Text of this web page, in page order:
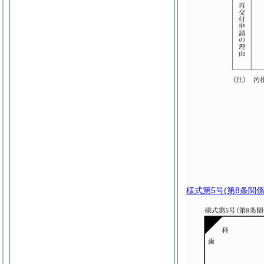
様式第5号(第8条関